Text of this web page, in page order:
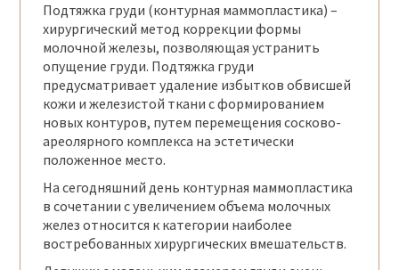
Подтяжка груди (контурная маммопластика) –
хирургический метод коррекции формы
молочной железы, позволяющая устранить
опущение груди. Подтяжка груди
предусматривает удаление избытков обвисшей
кожи и железистой ткани с формированием
новых контуров, путем перемещения сосково-
ареолярного комплекса на эстетически
положенное место.
На сегодняшний день контурная маммопластика
в сочетании с увеличением объема молочных
желез относится к категории наиболее
востребованных хирургических вмешательств.